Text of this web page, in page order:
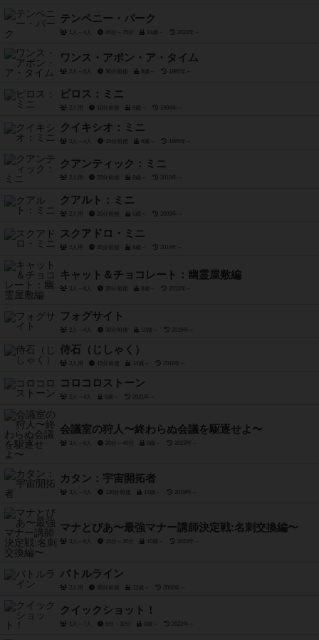
テンペニー・パーク
45分～75分 2022年～
ワンス・アポン・ア・タイム
2人～6人 30分前後 1995年～
ピロス：ミニ
2人用 10分前後 1994年～
クイキシオ：ミニ
2人～4人 15分前後 1995年～
クアンティック：ミニ
2人用 20分前後 2019年～
クアルト：ミニ
2人用 20分前後 2009年～
スクアドロ・ミニ
2人用 20分前後 2018年～
キャット＆チョコレート：幽霊屋敷編
20分前後 2012年～
フォグサイト
2人～4人 30分前後 2019年～
侍石（じしゃく）
2人用 15分前後 2018年～
コロコロストーン
2人～4人 2021年～
会議室の狩人〜終わらぬ会議を駆逐せよ〜
20分～40分 2023年～
カタン：宇宙開拓者
120分前後 2019年～
マナとぴあ〜最強マナー講師決定戦:名刺交換編〜
15分～30分 2023年～
バトルライン
2人用 30分前後 12歳～ 2000年～
クイックショット！
1人～7人 5分～10分 2022年～